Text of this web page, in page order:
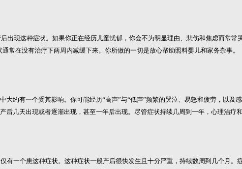
出现这种症状。如果你正在经历儿童忧郁，你会不为明显理由、悲伤和焦虑而常常
常在没有治疗下两周内减缓下来。你所做的一切是放心帮助照料婴儿和家务杂事。
大约有一个受其影响。你可能经历“高声”与“低声”频繁的哭泣、易怒和疲劳，以及
后几天出现或者逐渐出现，甚至一年后出现。尽管症状持续几周到一年，心理治疗
有一个患这种症状。这种症状一般产后很快发生且十分严重，持续数周到几个月。